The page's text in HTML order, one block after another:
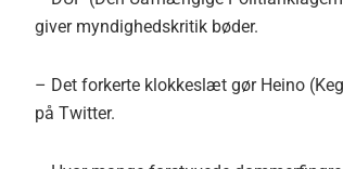
giver myndighedskritik bøder.
– Det forkerte klokkeslæt gør Heino
på Twitter.